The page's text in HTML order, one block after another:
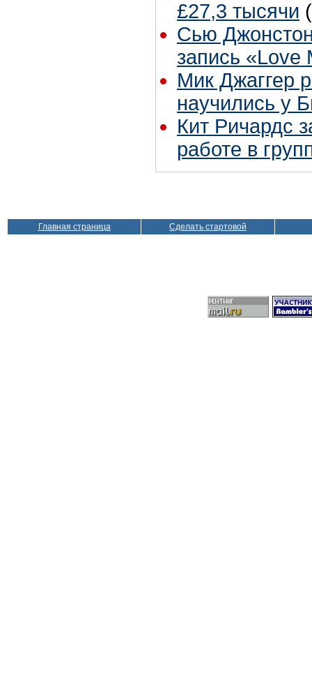
£27,3 тысячи
Сью
запись «Love
Мик Джаггер
научились у
Кит Ричардс
работе в
Главная страница Сделать стартовой